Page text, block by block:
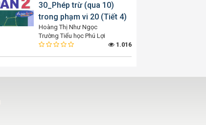
30_Phép trừ (qua 10)
trong phạm vi 20 (Tiết 4)
Hoàng Thị Như Ngọc
Trường Tiểu học Phú Lợi
1.016